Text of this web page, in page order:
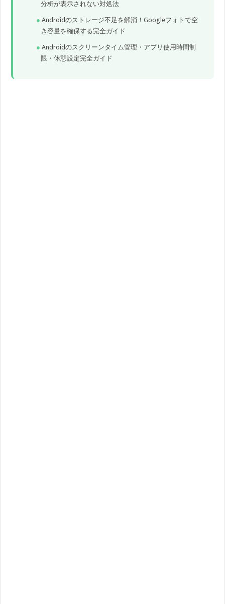
分析が表示されない対処法
Androidのストレージ不足を解消！Googleフォトで空
き容量を確保する完全ガイド
Androidのスクリーンタイム管理・アプリ使用時間制
限・休憩設定完全ガイド